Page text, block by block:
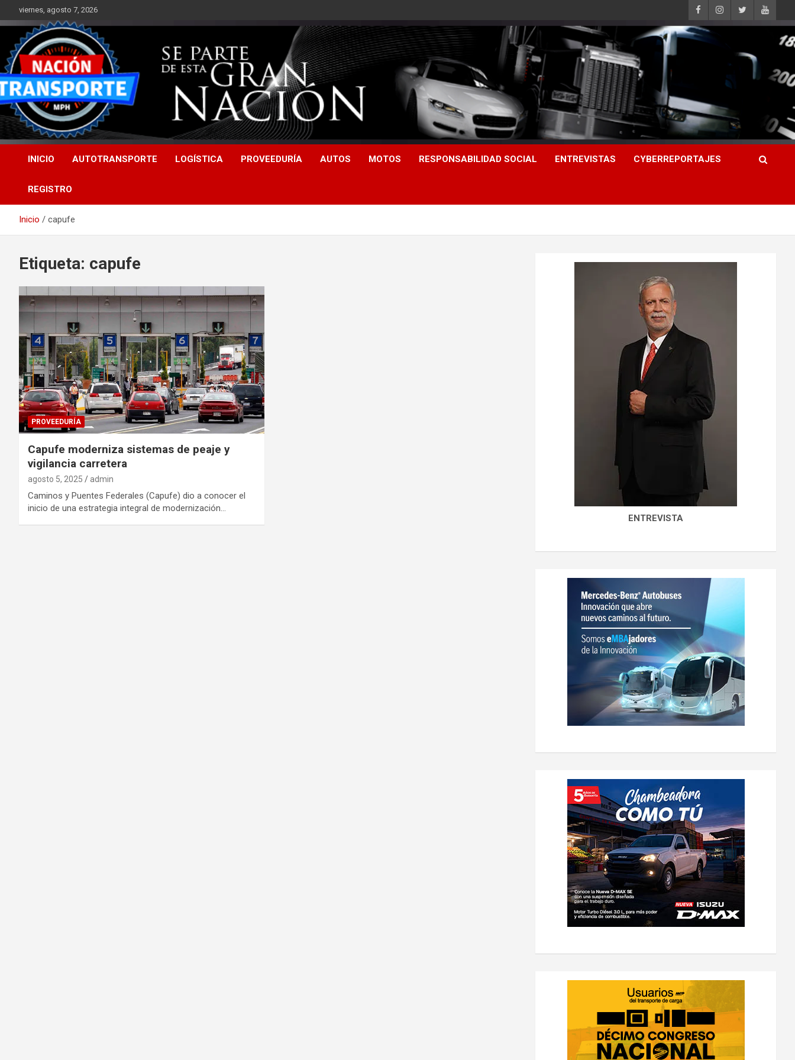
al
contenido
viernes, agosto 7, 2026
INICIO AUTOTRANSPORTE LOGÍSTICA PROVEEDURÍA AUTOS MOTOS RESPONSABILIDAD SOCIAL ENTREVISTAS CYBERREPORTAJES
REGISTRO
Inicio capufe
Etiqueta: capufe
PROVEEDURÍA
Capufe moderniza sistemas de peaje y
vigilancia carretera
agosto 5, 2025 admin
Caminos y Puentes Federales (Capufe) dio a conocer el
inicio de una estrategia integral de modernización…
ENTREVISTA